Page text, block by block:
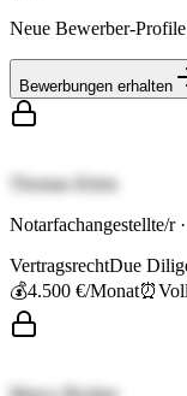
Neue Bewerber-
Bewerbungen erhalten
Thomas Klein
Notarfachangestellte/r·
VertragsrechtDue
💰4.500 €/Monat⏰